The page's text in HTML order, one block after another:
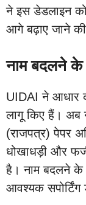
ने इस डेडलाइन
आगे बढ़ाए जाने
नाम बदलने के
UIDAI ने आधार
लागू किए हैं। अब
(राजपत्र) पेपर
धोखाधड़ी और
है। नाम बदलने के
आवश्यक